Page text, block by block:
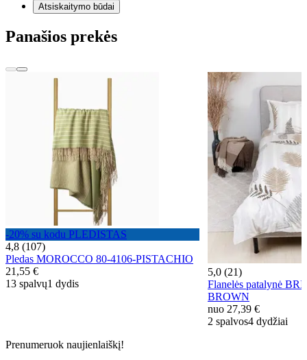
Atsiskaitymo būdai
Panašios prekės
-20% su kodu PLEDISTAS
4,8 (107)
Pledas MOROCCO 80-4106-PISTACHIO
21,55 €
13 spalvų1 dydis
5,0 (21)
Flanelės patalynė
BROWN
nuo 27,39 €
2 spalvos4 dydžiai
Prenumeruok naujienlaiškį!